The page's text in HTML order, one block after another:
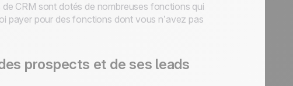
CRM sont dotés de nombreuses fonctions qui
payer pour des fonctions dont vous n’avez pas
prospects et de ses leads